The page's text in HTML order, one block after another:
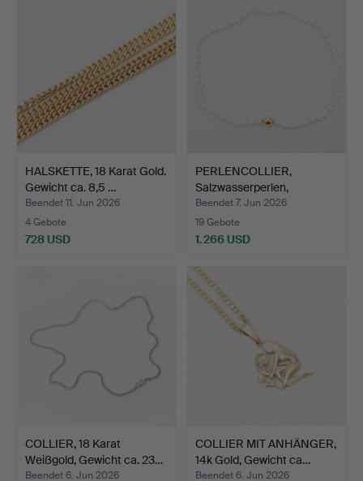
HALSKETTE, 18 Karat Gold.
Gewicht ca. 8,5 …
Beendet 11. Jun 2026
4 Gebote
728 USD
PERLENCOLLIER,
Salzwasserperlen,
Verschlus…
Beendet 7. Jun 2026
19 Gebote
1.266 USD
COLLIER, 18 Karat
Weißgold, Gewicht ca. 23…
Beendet 6. Jun 2026
COLLIER MIT ANHÄNGER,
14k Gold, Gewicht ca…
Beendet 6. Jun 2026